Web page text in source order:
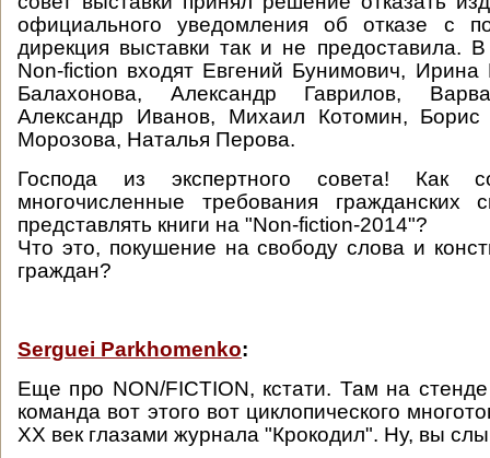
официального уведомления об отказе с
дирекция выставки так и не предоставила.
Non-fiction входят Евгений Бунимович,
Балахонова, Александр Гаврилов,
Александр Иванов, Михаил Котомин, Борис
Морозова, Наталья Перова.
Господа из экспертного совета! Как
многочисленные требования гражданских
представлять книги на "Non-fiction-2014"?
Что это, покушение на свободу слова и
граждан?
Serguei Parkhomenko:
Еще про NON/FICTION, кстати. Там на
команда вот этого вот циклопического
ХХ век глазами журнала "Крокодил". Ну, вы